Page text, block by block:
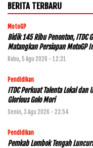
BERITA TERBARU
MotoGP
Bidik 145 Ribu Penonton, ITDC
Matangkan Persiapan MotoGP
Rabu, 5 Agu 2026 - 12:31
Pendidikan
ITDC Perkuat Talenta Lokal dan
Glorious Golo Mori
Senin, 3 Agu 2026 - 23:54
Pendidikan
Pemkab Lombok Tengah